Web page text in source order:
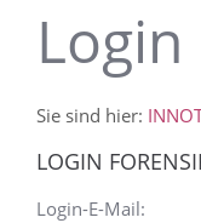
Login
Sie sind hier:
LOGIN
Login-E-Mail: